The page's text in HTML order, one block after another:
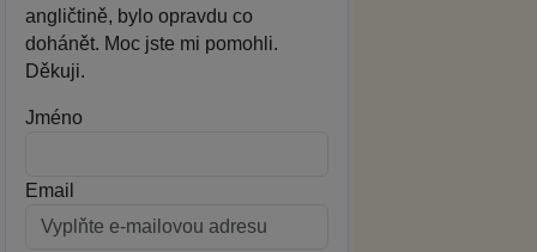
angličtině, bylo opravdu co
dohánět. Moc jste mi pomohli.
Děkuji.
Jméno
Email